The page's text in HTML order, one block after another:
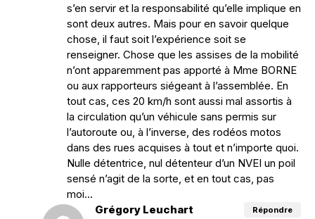
s’en servir et la responsabilité qu’elle implique en
sont deux autres. Mais pour en savoir quelque
chose, il faut soit l’expérience soit se
renseigner. Chose que les assises de la mobilité
n’ont apparemment pas apporté à Mme BORNE
ou aux rapporteurs siégeant à l’assemblée. En
tout cas, ces 20 km/h sont aussi mal assortis à
la circulation qu’un véhicule sans permis sur
l’autoroute ou, à l’inverse, des rodéos motos
dans des rues acquises à tout et n’importe quoi.
Nulle détentrice, nul détenteur d’un NVEI un poil
sensé n’agit de la sorte, et en tout cas, pas
moi…
Grégory Leuchart Répondre